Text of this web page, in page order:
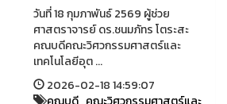
วันที่ 18 กุมภาพันธ์ 2569 ผู้ช่วย
ศาสตราจารย์ ดร.ชนมภัทร โตระสะ
คณบดีคณะวิศวกรรมศาสตร์และ
เทคโนโลยีอุต ...
2026-02-18 14:59:07